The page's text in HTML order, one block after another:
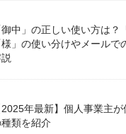
御中」の正しい使い方は？
様」の使い分けやメールで
2025年最新】個人事業主
類を紹介